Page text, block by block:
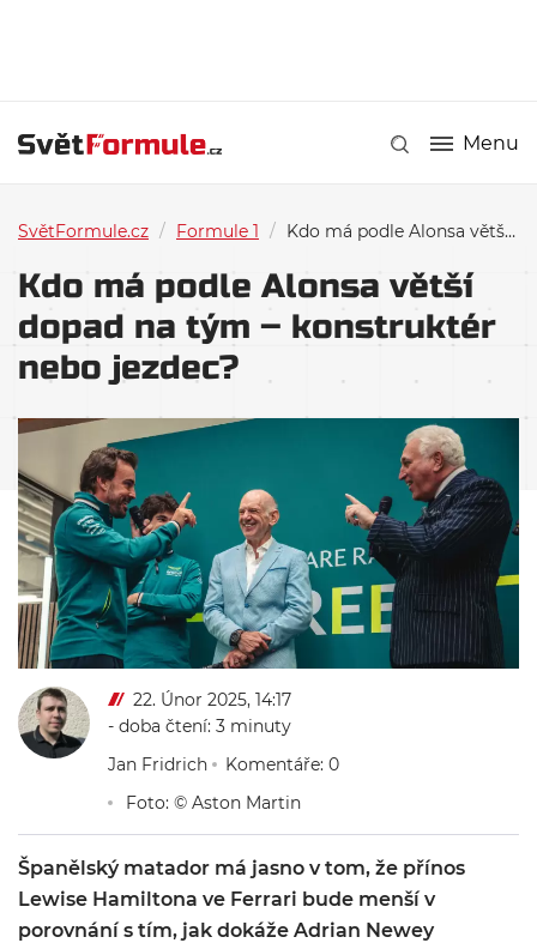
Menu
SvětFormule.cz / Formule 1 / Kdo má podle Alonsa větší dopad na tým – konstruktér nebo jezdec?
Kdo má podle Alonsa větší
dopad na tým – konstruktér
nebo jezdec?
22. Únor 2025, 14:17
- doba čtení: 3 minuty
Jan Fridrich
Komentáře: 0
Foto: © Aston Martin
Španělský matador má jasno v tom, že přínos
Lewise Hamiltona ve Ferrari bude menší v
porovnání s tím, jak dokáže Adrian Newey